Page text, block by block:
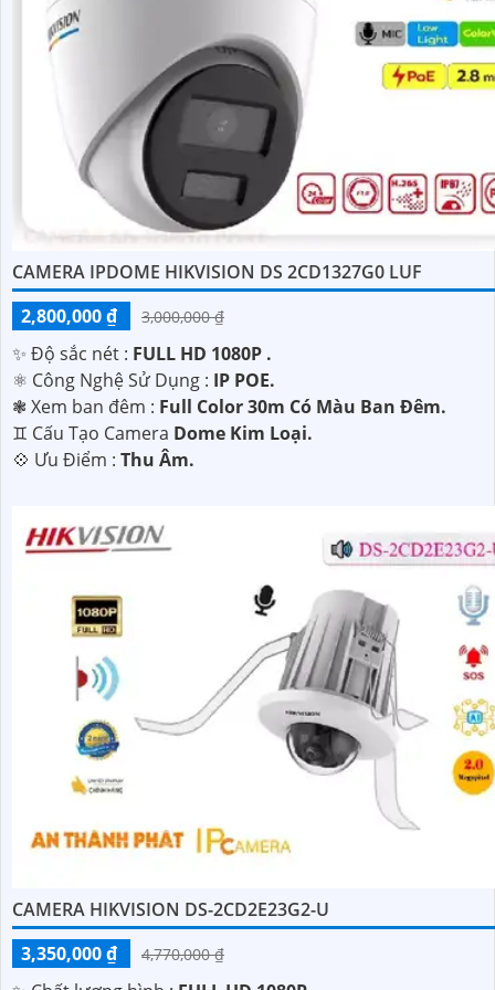
CAMERA IPDOME HIKVISION DS 2CD1327G0 LUF
2,800,000 ₫
3,000,000 ₫
✨ Độ sắc nét : FULL HD 1080P .
⚛️ Công Nghệ Sử Dụng : IP POE.
❃ Xem ban đêm : Full Color 30m Có Màu Ban Đêm.
♊ Cấu Tạo Camera Dome Kim Loại.
️💠 Ưu Điểm : Thu Âm.
CAMERA HIKVISION DS-2CD2E23G2-U
3,350,000 ₫
4,770,000 ₫